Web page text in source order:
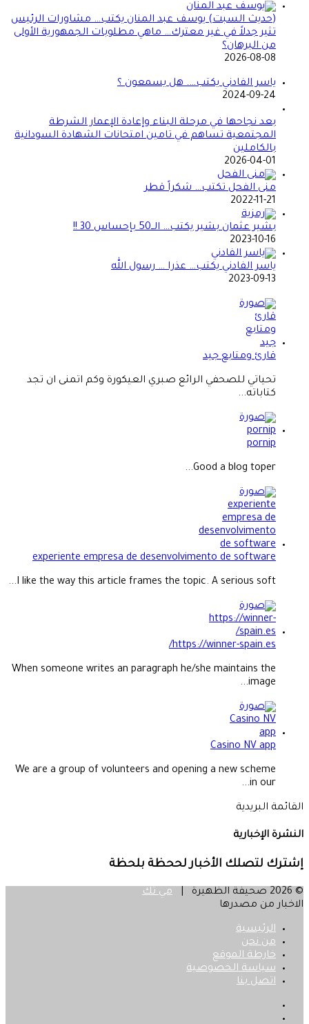
(حديث السبت) يوسف عبد المنان يكتب… مشاورات الرئيس
تثير جدلاً في غير معترك… ماهي مطلوبات الجمهورية الأولى
من البرهان؟
2026-08-08
ياسر الفادني يكتب…. هل يسمعون ؟
2024-09-24
بعد نجاحها في مرحلة البناء وإعادة الإعمار الشرطة
المجتمعية تساهم في تامين امتحانات الشهادة السودانية
بالكاملين
2026-04-01
منى الفحل تكتب… شكراً قطر
2022-11-21
بشير عثمان بشير يكتب… الــ50 بإحساس 30 !!
2023-10-16
ياسر الفادني يكتب… عذرا … رسول الله
2023-09-13
قارئ ومتابع جيد
تحياتي للصحفي الرائع صبري العيكورة وكم اتمنى ان تجد
كتاباته...
pornip
Good a blog toper...
experiente empresa de desenvolvimento de software
I like the way this article frames the topic. A serious soft...
https://winner-spain.es/
When someone writes an paragraph he/she maintains the
image...
Casino NV app
We are a group of volunteers and opening a new scheme
in our...
القائمة البريدية
النشرة الإخبارية
إشترك لتصلك الأخبار لححظة بلحظة
© 2026 صحيفة الظهيرة |
مي تك
الاخبار من مصدرها
الرئيسية
من نحن
خارطة الموقع
سياسة الخصوصية
اتصل بنا